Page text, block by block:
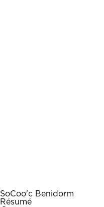
SoCoo'c Benidorm
Résumé